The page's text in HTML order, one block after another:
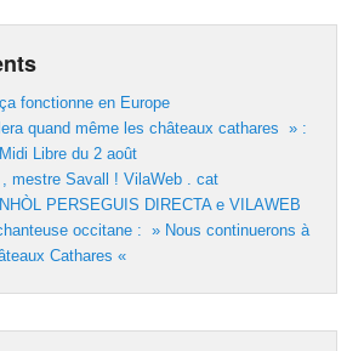
fonctionne en Europe
quand même les châteaux cathares » :
Libre du 2 août
mestre Savall ! VilaWeb . cat
PERSEGUIS DIRECTA e VILAWEB
occitane : » Nous continuerons à
Cathares «